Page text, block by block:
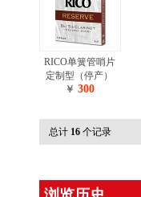
RICO单簧管哨片
定制型（停产）
￥ 300
总计 16 个记录